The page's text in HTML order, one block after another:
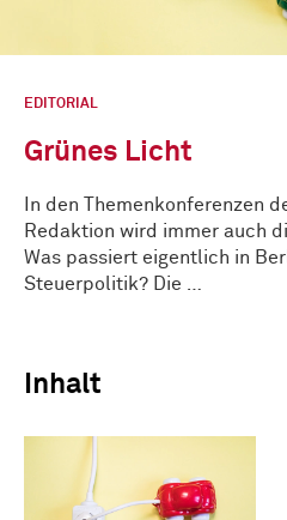
EDITORIAL
Grünes Licht
In den Themenkonferenzen
Redaktion wird immer auch
Was passiert eigentlich in
Steuerpolitik? Die …
Inhalt